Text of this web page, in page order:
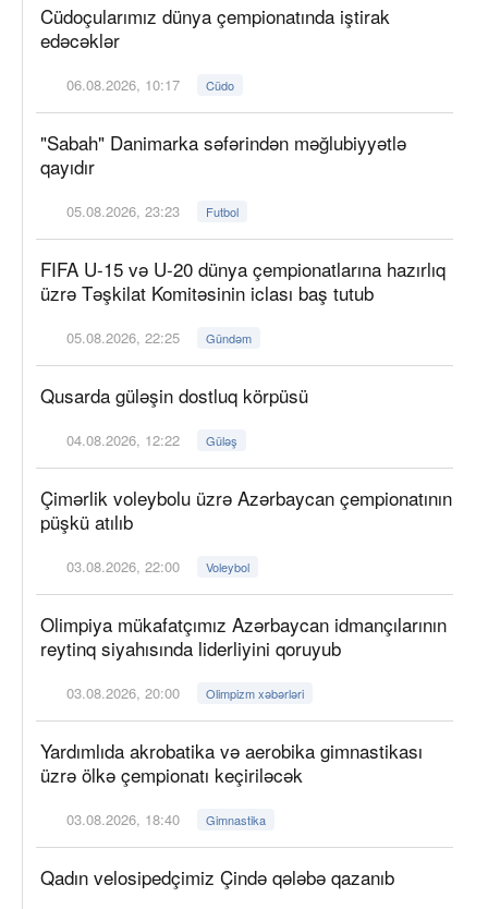
Cüdoçularımız dünya çempionatında iştirak
edəcəklər
06.08.2026, 10:17 Cüdo
"Sabah" Danimarka səfərindən məğlubiyyətlə
qayıdır
05.08.2026, 23:23 Futbol
FIFA U-15 və U-20 dünya çempionatlarına hazırlıq
üzrə Təşkilat Komitəsinin iclası baş tutub
05.08.2026, 22:25 Gündəm
Qusarda güləşin dostluq körpüsü
04.08.2026, 12:22 Güləş
Çimərlik voleybolu üzrə Azərbaycan çempionatının
püşkü atılıb
03.08.2026, 22:00 Voleybol
Olimpiya mükafatçımız Azərbaycan idmançılarının
reytinq siyahısında liderliyini qoruyub
03.08.2026, 20:00 Olimpizm xəbərləri
Yardımlıda akrobatika və aerobika gimnastikası
üzrə ölkə çempionatı keçiriləcək
03.08.2026, 18:40 Gimnastika
Qadın velosipedçimiz Çində qələbə qazanıb